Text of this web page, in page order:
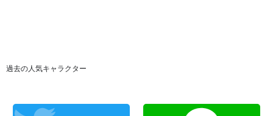
過去の人気キャラクター